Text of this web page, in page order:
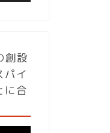
創設
パイ
に合